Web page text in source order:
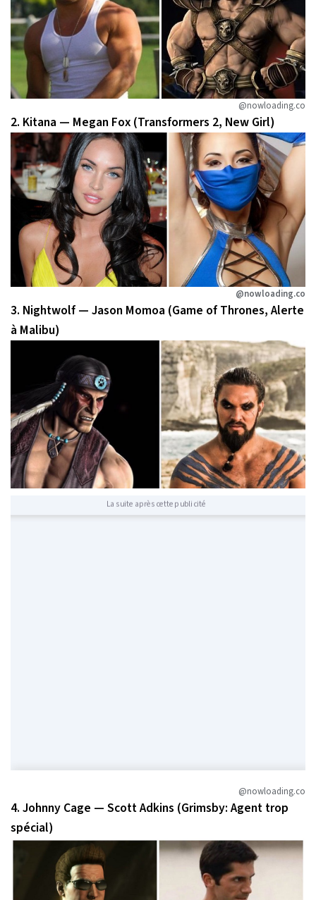
@nowloading.co
2. Kitana — Megan Fox (Transformers 2, New Girl)
@nowloading.co
3. Nightwolf — Jason Momoa (Game of Thrones, Alerte
à Malibu)
La suite après cette publicité
@nowloading.co
4. Johnny Cage — Scott Adkins (Grimsby: Agent trop
spécial)